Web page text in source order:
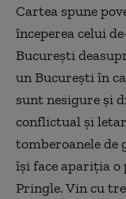
Cartea spune
începerea celui
București
un București în
sunt nesigure și
conflictual și
tomberoanele de
își face apariția o
Pringle. Vin cu